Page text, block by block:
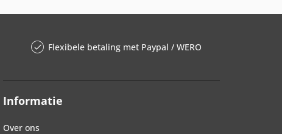
Flexibele betaling met Paypal / WERO
Informatie
Over ons